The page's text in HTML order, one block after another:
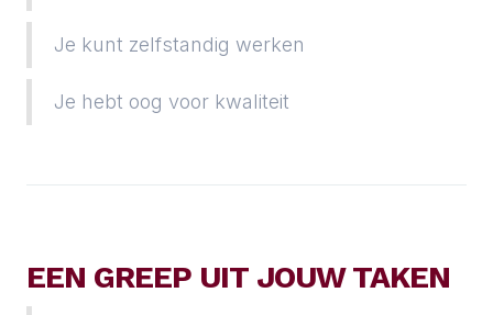
Je kunt zelfstandig werken
Je hebt oog voor kwaliteit
EEN GREEP UIT JOUW TAKEN